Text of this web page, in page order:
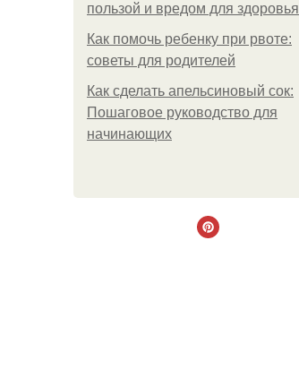
пользой и вредом для здоровья
Как помочь ребенку при рвоте:
советы для родителей
Как сделать апельсиновый сок:
Пошаговое руководство для
начинающих